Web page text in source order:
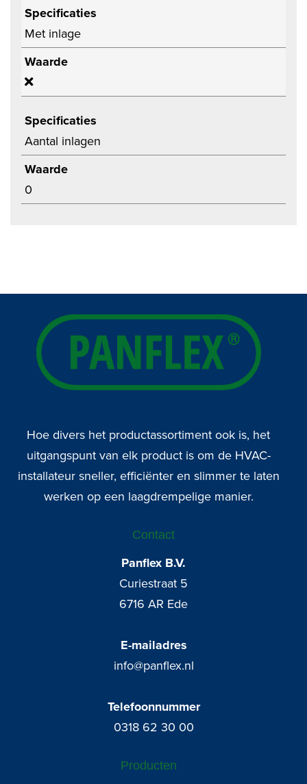
Specificaties
Met inlage
Waarde
Specificaties
Aantal inlagen
Waarde
0
Hoe divers het productassortiment ook is, het
uitgangspunt van elk product is om de HVAC-
installateur sneller, efficiënter en slimmer te laten
werken op een laagdrempelige manier.
Contact
Panflex B.V.
Curiestraat 5
6716 AR Ede
E-mailadres
info@panflex.nl
Telefoonnummer
0318 62 30 00
Producten